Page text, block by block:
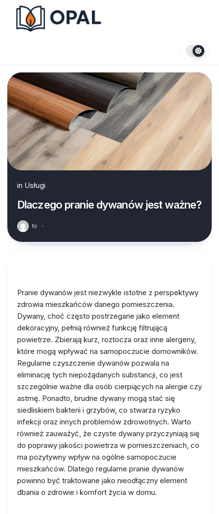
content
in Usługi
Dlaczego pranie dywanów jest ważne?
by ·
Pranie dywanów jest niezwykle istotne z perspektywy
zdrowia mieszkańców danego pomieszczenia.
Dywany, choć często postrzegane jako element
dekoracyjny, pełnią również funkcję filtrującą
powietrze. Zbierają kurz, roztocza oraz inne alergeny,
które mogą wpływać na samopoczucie domowników.
Regularne czyszczenie dywanów pozwala na
eliminację tych niepożądanych substancji, co jest
szczególnie ważne dla osób cierpiących na alergie czy
astmę. Ponadto, brudne dywany mogą stać się
siedliskiem bakterii i grzybów, co stwarza ryzyko
infekcji oraz innych problemów zdrowotnych. Warto
również zauważyć, że czyste dywany przyczyniają się
do poprawy jakości powietrza w pomieszczeniach, co
ma pozytywny wpływ na ogólne samopoczucie
mieszkańców. Dlatego regularne pranie dywanów
powinno być traktowane jako nieodłączny element
dbania o zdrowie i komfort życia w domu.